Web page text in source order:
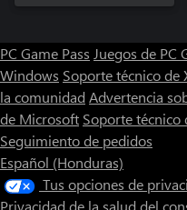
PC Game Pass Juegos de PC
Windows Soporte técnico de
la comunidad Advertencia
de Microsoft Soporte
Seguimiento de pedidos
Español (Honduras)
Tus opciones de
Privacidad de la salud del